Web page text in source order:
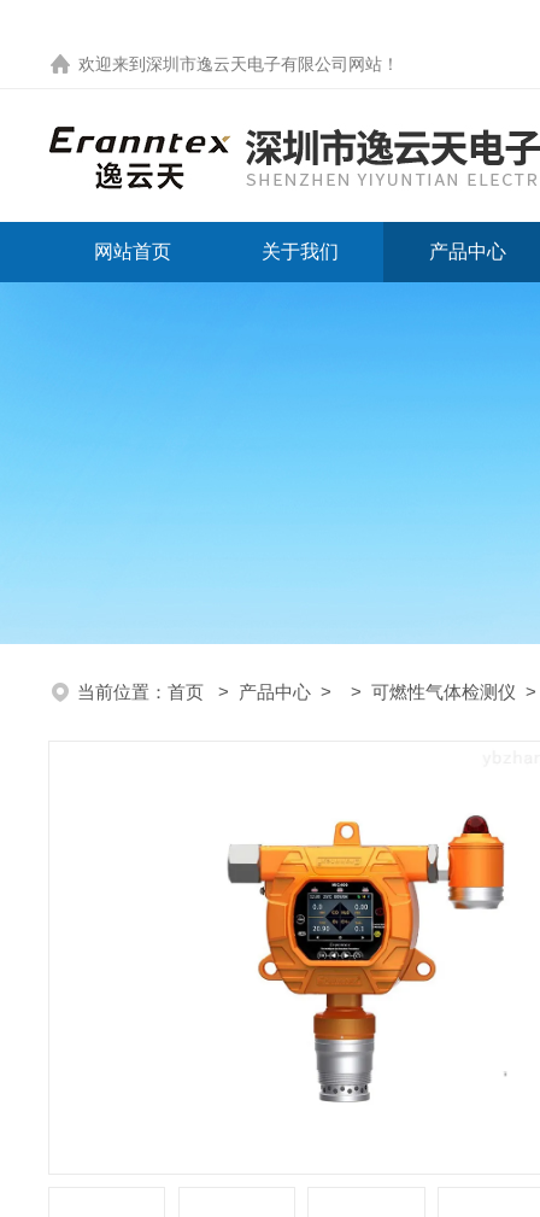
欢迎来到 深圳市逸云天电子有限公司网站 ！
网站首页 关于我们 产品中心
当前位置： 首页 > 产品中心 > > 可燃性气体检测仪 >